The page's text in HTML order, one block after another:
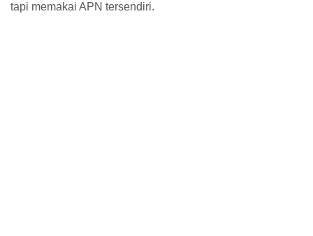
tapi memakai APN tersendiri.